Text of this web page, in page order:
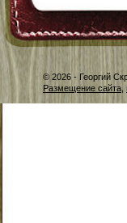
© 2026 - Георгий
Размещение сайта,